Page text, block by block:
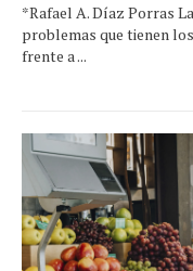
*Rafael A. Díaz Porras
problemas que tienen
frente a ...